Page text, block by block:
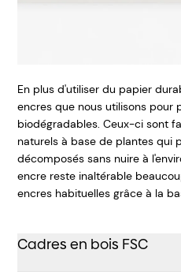
En plus d'utiliser du papier
encres que nous utilisons pour
biodégradables. Ceux-ci sont
naturels à base de plantes qui
décomposés sans nuire à
encre reste inaltérable
encres habituelles grâce à la
Cadres en bois FSC